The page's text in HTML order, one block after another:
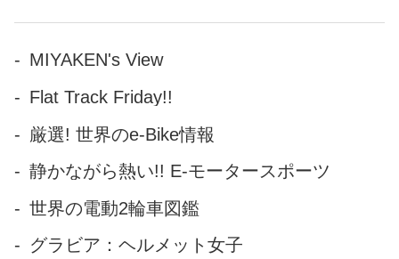
年 2月 1日
MIYAKEN's View
Flat Track Friday!!
厳選! 世界のe-Bike情報
静かながら熱い!! E-モータースポーツ
世界の電動2輪車図鑑
グラビア：ヘルメット女子